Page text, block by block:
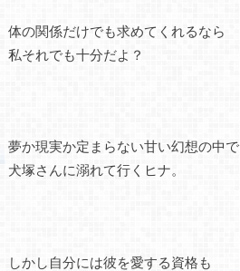
体の関係だけでも求めてくれるなら
私それでも十分だよ？
夢か現実か定まらない甘い幻想の中で
犬塚さんに溺れて行くヒナ。
しかし自分には彼を愛する資格も